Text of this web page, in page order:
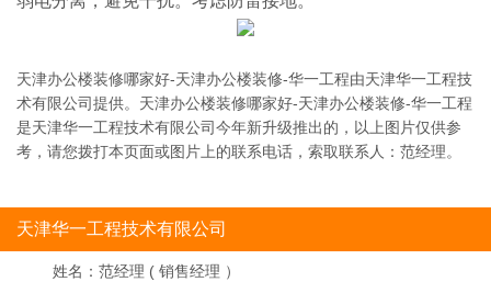
天津办公楼装修哪家好-天津办公楼装修-华一工程由天津华一工程技
术有限公司提供。天津办公楼装修哪家好-天津办公楼装修-华一工程
是天津华一工程技术有限公司今年新升级推出的，以上图片仅供参
考，请您拨打本页面或图片上的联系电话，索取联系人：范经理。
天津华一工程技术有限公司
姓名： 范经理 ( 销售经理 ）